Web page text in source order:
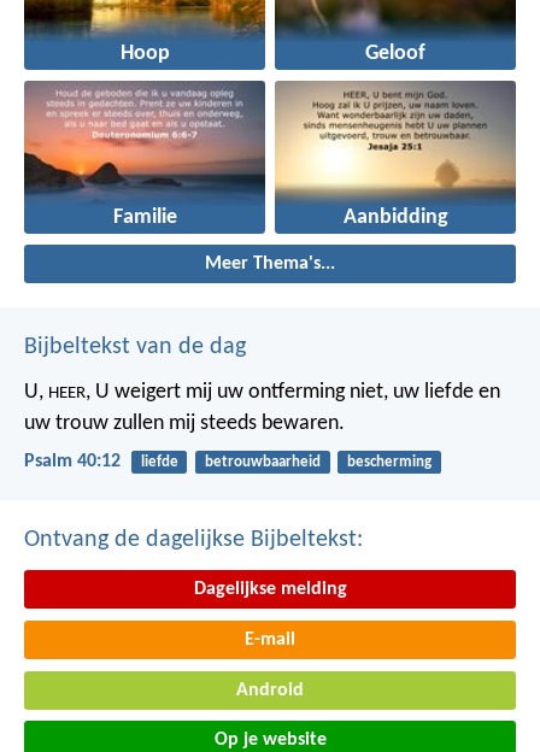
Hoop Geloof
Familie Aanbidding
Meer Thema's...
Bijbeltekst van de dag
U, HEER, U weigert mij uw ontferming niet, uw liefde en
uw trouw zullen mij steeds bewaren.
Psalm 40:12 liefde betrouwbaarheid bescherming
Ontvang de dagelijkse Bijbeltekst:
Dagelijkse melding
E-mail
Android
Op je website